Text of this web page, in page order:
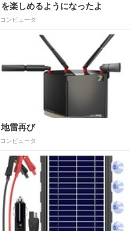
を楽しめるようになったよ
コンピュータ
地雷再び
コンピュータ